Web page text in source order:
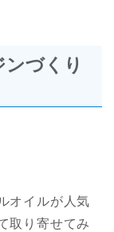
づくり
オイルが人気
取り寄せてみ